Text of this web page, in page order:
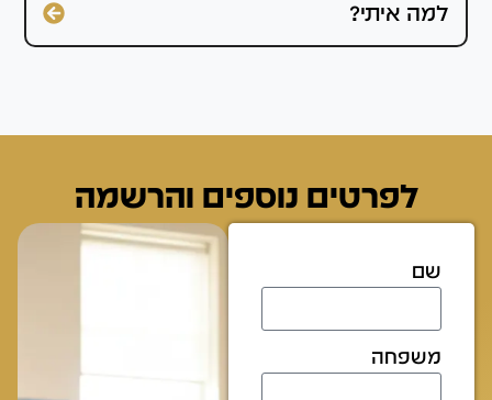
למה איתי?
לפרטים נוספים והרשמה
שם
משפחה